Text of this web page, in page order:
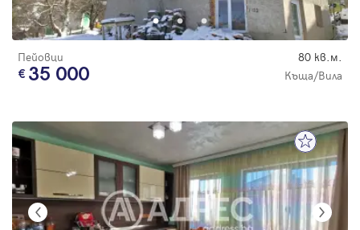
Пейовци 80 кв.м.
35 000 Къща/Вила